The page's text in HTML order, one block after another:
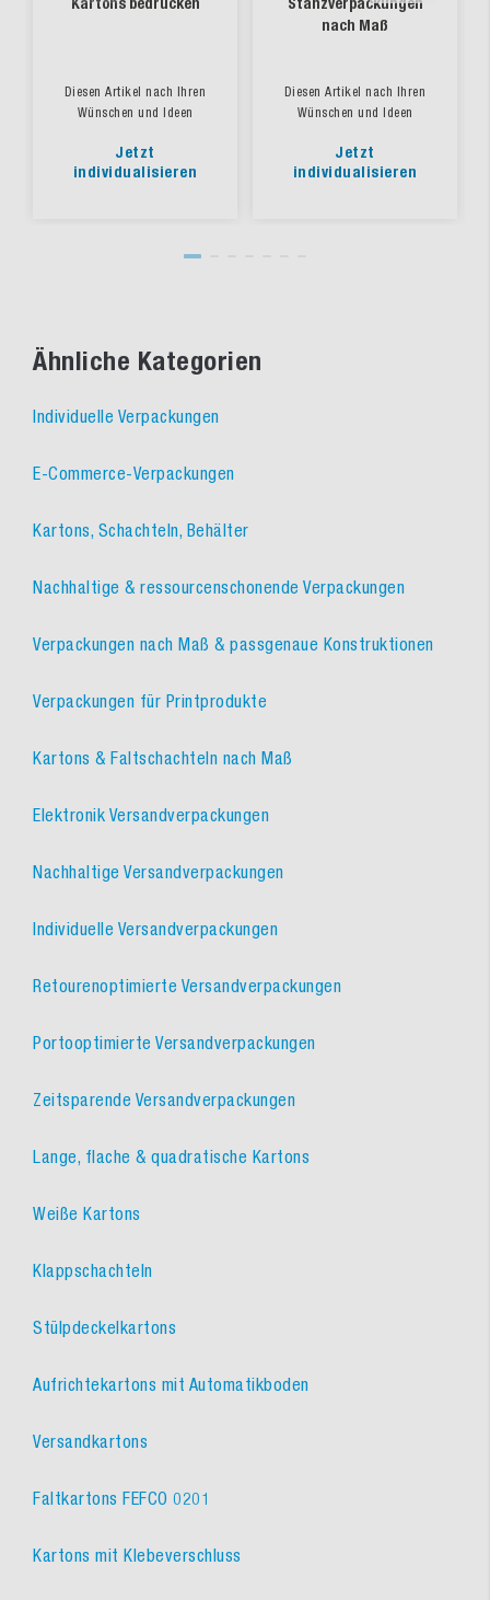
Diesen Artikel nach Ihren
Wünschen und Ideen
Jetzt
individualisieren
nach Maß
Diesen Artikel nach Ihren
Wünschen und Ideen
Jetzt
individualisieren
Ähnliche Kategorien
Individuelle Verpackungen
E-Commerce-Verpackungen
Kartons, Schachteln, Behälter
Nachhaltige & ressourcenschonende Verpackungen
Verpackungen nach Maß & passgenaue Konstruktionen
Verpackungen für Printprodukte
Kartons & Faltschachteln nach Maß
Elektronik Versandverpackungen
Nachhaltige Versandverpackungen
Individuelle Versandverpackungen
Retourenoptimierte Versandverpackungen
Portooptimierte Versandverpackungen
Zeitsparende Versandverpackungen
Lange, flache & quadratische Kartons
Weiße Kartons
Klappschachteln
Stülpdeckelkartons
Aufrichtekartons mit Automatikboden
Versandkartons
Faltkartons FEFCO 0201
Kartons mit Klebeverschluss